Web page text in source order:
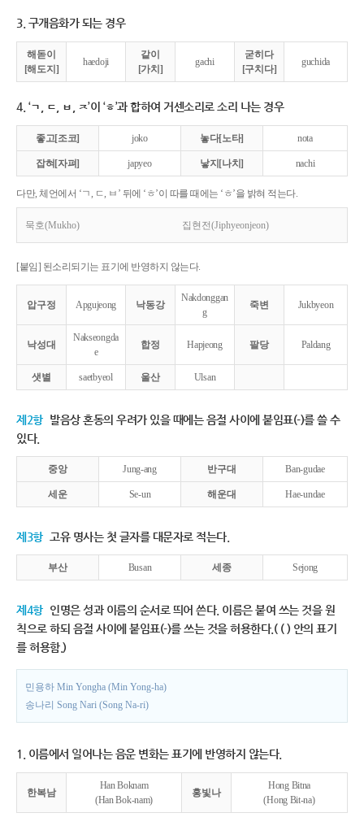
3. 구개음화가 되는 경우
해돋이
[해도지]
haedoji
같이
[가치]
gachi
굳히다
[구치다]
guchida
4. ‘ㄱ, ㄷ, ㅂ, ㅈ’이 ‘ㅎ’과 합하여 거센소리로 소리 나는 경우
좋고[조코] joko 놓다[노타] nota
잡혀[자펴] japyeo 낳지[나치] nachi
다만, 체언에서 ‘ㄱ, ㄷ, ㅂ’ 뒤에 ‘ㅎ’이 따를 때에는 ‘ㅎ’을 밝혀 적는다.
묵호(Mukho) 집현전(Jiphyeonjeon)
[붙임] 된소리되기는 표기에 반영하지 않는다.
압구정 Apgujeong 낙동강
Nakdonggan
g
죽변 Jukbyeon
낙성대
Nakseongda
e
합정 Hapjeong 팔당 Paldang
샛별 saetbyeol 울산 Ulsan
제2항 발음상 혼동의 우려가 있을 때에는 음절 사이에 붙임표(-)를 쓸 수
있다.
중앙 Jung-ang 반구대 Ban-gudae
세운 Se-un 해운대 Hae-undae
제3항 고유 명사는 첫 글자를 대문자로 적는다.
부산 Busan 세종 Sejong
제4항 인명은 성과 이름의 순서로 띄어 쓴다. 이름은 붙여 쓰는 것을 원
칙으로 하되 음절 사이에 붙임표(-)를 쓰는 것을 허용한다.( ( ) 안의 표기
를 허용함.)
민용하 Min Yongha (Min Yong-ha)
송나리 Song Nari (Song Na-ri)
1. 이름에서 일어나는 음운 변화는 표기에 반영하지 않는다.
한복남
Han Boknam
(Han Bok-nam)
홍빛나
Hong Bitna
(Hong Bit-na)